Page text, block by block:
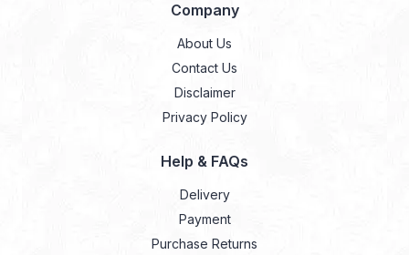
Company
About Us
Contact Us
Disclaimer
Privacy Policy
Help & FAQs
Delivery
Payment
Purchase Returns